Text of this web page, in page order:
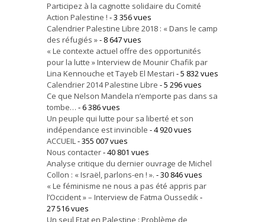
Participez à la cagnotte solidaire du Comité
Action Palestine ! - 3 356 vues
Calendrier Palestine Libre 2018 : « Dans le camp
des réfugiés »- 8 647 vues
« Le contexte actuel offre des opportunités
pour la lutte » Interview de Mounir Chafik par
Lina Kennouche et Tayeb El Mestari - 5 832 vues
Calendrier 2014 Palestine Libre - 5 296 vues
Ce que Nelson Mandela n’emporte pas dans sa
tombe… - 6 386 vues
Un peuple qui lutte pour sa liberté et son
indépendance est invincible - 4 920 vues
ACCUEIL- 355 007 vues
Nous contacter- 40 801 vues
Analyse critique du dernier ouvrage de Michel
Collon : « Israël, parlons-en ! ». - 30 846 vues
« Le féminisme ne nous a pas été appris par
l’Occident » – Interview de Fatma Oussedik-
27 516 vues
Un seul Etat en Palestine : Problème de